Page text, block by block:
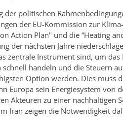
der politischen
der EU-Kommission zur
Action Plan" und die “Heating
der nächsten Jahre
zentrale Instrument sind, um
schnell handeln und die Steuern
Option werden. Dies muss
Europa sein Energiesystem
Akteuren zu einer nachhaltigen
Iran zeigen die Notwendigkeit